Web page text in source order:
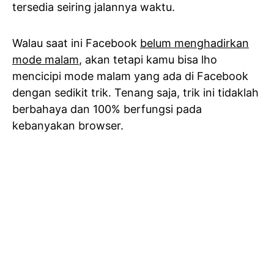
tersedia seiring jalannya waktu.
Walau saat ini Facebook belum menghadirkan
mode malam, akan tetapi kamu bisa lho
mencicipi mode malam yang ada di Facebook
dengan sedikit trik. Tenang saja, trik ini tidaklah
berbahaya dan 100% berfungsi pada
kebanyakan browser.